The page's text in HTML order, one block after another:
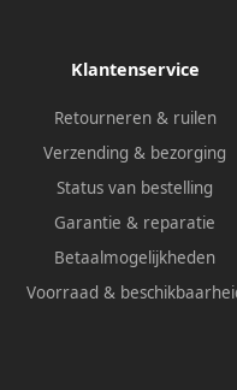
Klantenservice
Retourneren & ruilen
Verzending & bezorging
Status van bestelling
Garantie & reparatie
Betaalmogelijkheden
Voorraad &